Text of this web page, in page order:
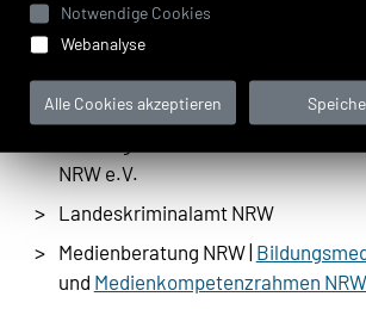
Landespräventionsstelle gegen
Landesanstalt für Medien NRW
NRW e.V.
Landeskriminalamt NRW
Medienberatung NRW |
und Medienkompetenzrahmen NRW
Notwendige Cookies
Webanalyse
Alle Cookies akzeptieren